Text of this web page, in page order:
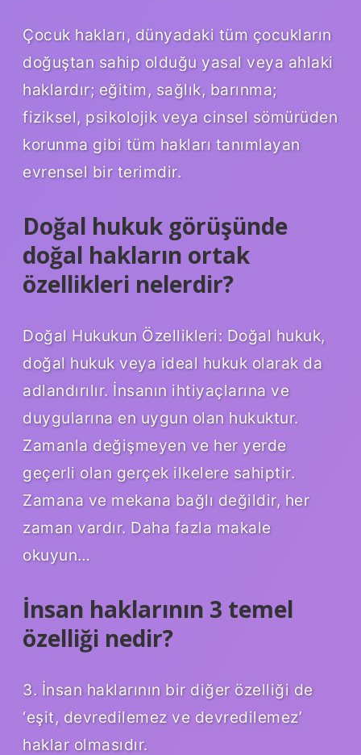
Çocuk hakları, dünyadaki tüm çocukların
doğuştan sahip olduğu yasal veya ahlaki
haklardır; eğitim, sağlık, barınma;
fiziksel, psikolojik veya cinsel sömürüden
korunma gibi tüm hakları tanımlayan
evrensel bir terimdir.
Doğal hukuk görüşünde
doğal hakların ortak
özellikleri nelerdir?
Doğal Hukukun Özellikleri: Doğal hukuk,
doğal hukuk veya ideal hukuk olarak da
adlandırılır. İnsanın ihtiyaçlarına ve
duygularına en uygun olan hukuktur.
Zamanla değişmeyen ve her yerde
geçerli olan gerçek ilkelere sahiptir.
Zamana ve mekana bağlı değildir, her
zaman vardır. Daha fazla makale
okuyun…
İnsan haklarının 3 temel
özelliği nedir?
3. İnsan haklarının bir diğer özelliği de
‘eşit, devredilemez ve devredilemez’
haklar olmasıdır.